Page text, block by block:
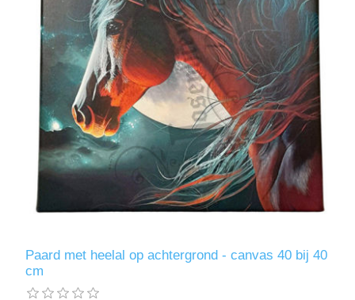
Paard met heelal op achtergrond - canvas 40 bij 40
cm